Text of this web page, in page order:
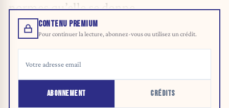
normes qu’elle se donne.
CONTENU PREMIUM
Pour continuer la lecture, abonnez-vous ou utilisez un crédit.
ABONNEMENT CRÉDITS